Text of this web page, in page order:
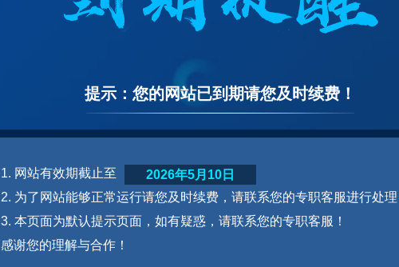
提示：您的网站已到期请您及时续费！
1. 网站有效期截止至
2. 为了网站能够正常运行请您及时续费，请联系您的专职客服进行处
3. 本页面为默认提示页面，如有疑惑，请联系您的专职客服！
感谢您的理解与合作！
2026年5月10日